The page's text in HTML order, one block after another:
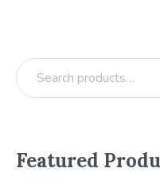
Featured